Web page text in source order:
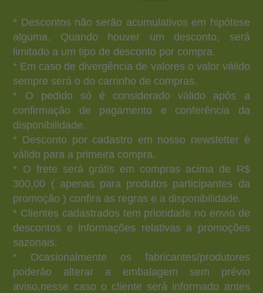
* Descontos não serão acumulativos em hipótese
alguma. Quando houver um desconto, será
limitado a um tipo de desconto por compra.
* Em caso de divergência de valores o valor válido
sempre será o do carrinho de compras.
* O pedido só é considerado válido após a
confirmação de pagamento e conferência da
disponibilidade.
* Desconto por cadastro em nosso newsletter é
válido para a primeira compra.
* O frete será grátis em compras acima de R$
300,00 ( apenas para produtos participantes da
promoção ) confira as regras e a disponibilidade.
* Clientes cadastrados tem prioridade no envio de
descontos e informações relativas a promoções
sazonais.
* Ocasionalmente os fabricantes/produtores
poderão alterar a embalagem sem prévio
aviso,nesse caso o cliente será informado antes